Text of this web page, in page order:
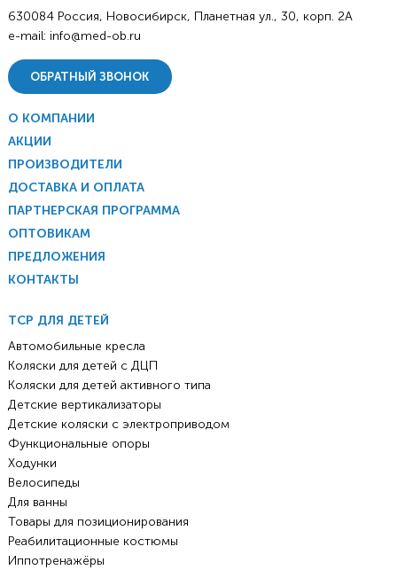
630084 Россия, Новосибирск, Планетная ул., 30, корп. 2А
e-mail: info@med-ob.ru
ОБРАТНЫЙ ЗВОНОК
О КОМПАНИИ
АКЦИИ
ПРОИЗВОДИТЕЛИ
ДОСТАВКА И ОПЛАТА
ПАРТНЕРСКАЯ ПРОГРАММА
ОПТОВИКАМ
ПРЕДЛОЖЕНИЯ
КОНТАКТЫ
ТСР ДЛЯ ДЕТЕЙ
Автомобильные кресла
Коляски для детей с ДЦП
Коляски для детей активного типа
Детские вертикализаторы
Детские коляски с электроприводом
Функциональные опоры
Ходунки
Велосипеды
Для ванны
Товары для позиционирования
Реабилитационные костюмы
Иппотренажёры